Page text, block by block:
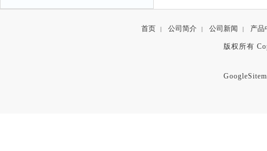
首页 | 公司简介 | 公司新闻 | 产品
版权所有